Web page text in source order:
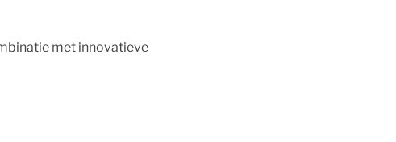
met innovatieve